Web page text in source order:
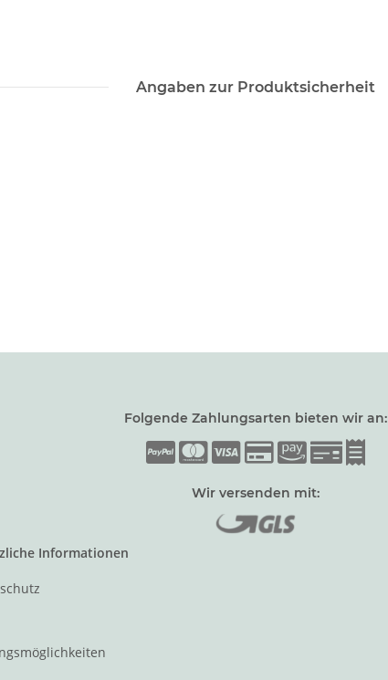
Angaben zur Produktsicherheit
Folgende Zahlungsarten bieten wir an:
Wir versenden mit:
Informationen